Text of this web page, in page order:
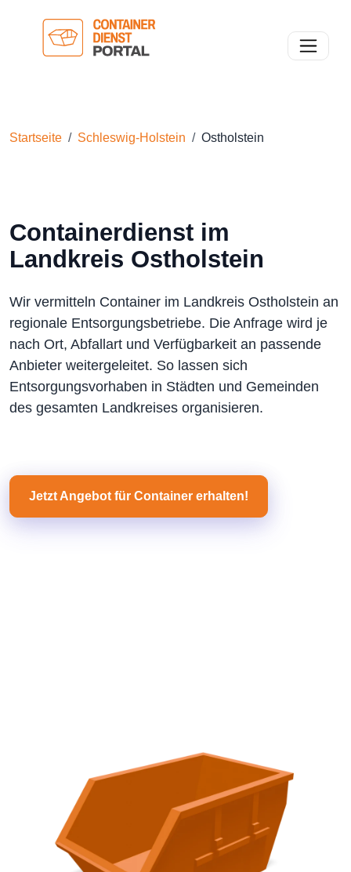
Toggle
Startseite Schleswig-Holstein Ostholstein
Containerdienst im
Landkreis Ostholstein
Wir vermitteln Container im Landkreis Ostholstein an
regionale Entsorgungsbetriebe. Die Anfrage wird je
nach Ort, Abfallart und Verfügbarkeit an passende
Anbieter weitergeleitet. So lassen sich
Entsorgungsvorhaben in Städten und Gemeinden
des gesamten Landkreises organisieren.
Jetzt Angebot für Container erhalten!